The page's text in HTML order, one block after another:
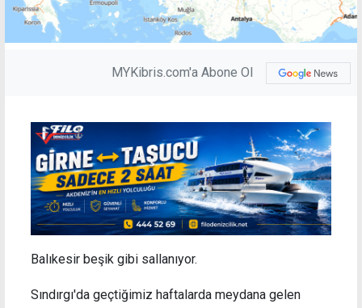
MYKibris.com'a Abone Ol
Balıkesir beşik gibi sallanıyor.
Sındırgı'da geçtiğimiz haftalarda meydana gelen